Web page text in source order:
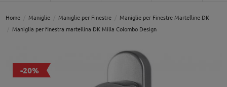
Home Maniglie Maniglie per Finestre
Maniglie per Finestre Martelline DK
Maniglia per finestra martellina DK Milla Colombo Design
-20%